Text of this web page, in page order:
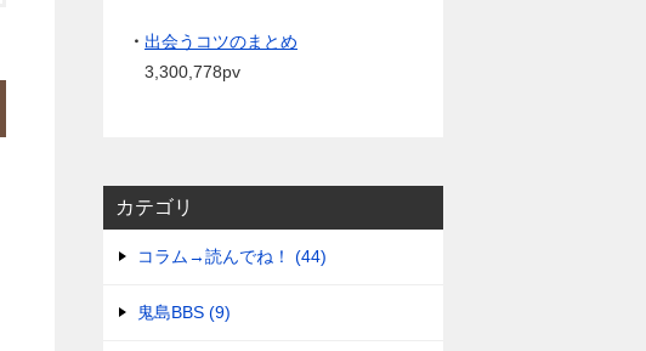
・ 出会うコツのまとめ
3,300,778pv
カテゴリ
コラム→読んでね！ (44)
鬼島BBS (9)